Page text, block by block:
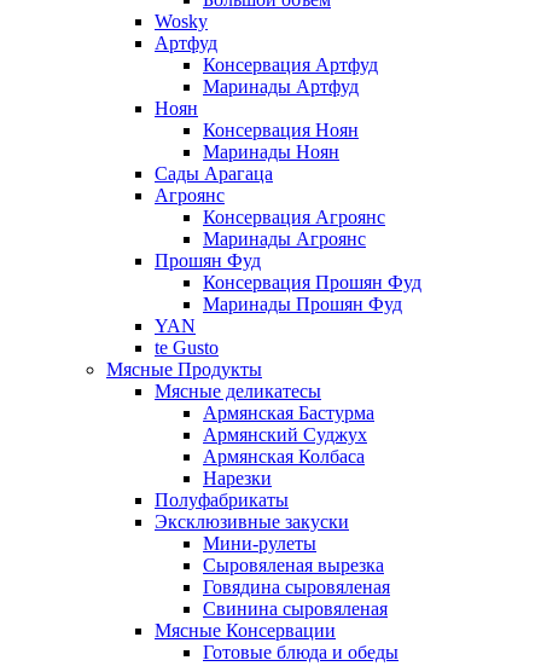
Wosky
Артфуд
Консервация Артфуд
Маринады Артфуд
Ноян
Консервация Ноян
Маринады Ноян
Сады Арагаца
Агроянс
Консервация Агроянс
Маринады Агроянс
Прошян Фуд
Консервация Прошян Фуд
Маринады Прошян Фуд
YAN
te Gusto
Мясные Продукты
Мясные деликатесы
Армянская Бастурма
Армянский Суджух
Армянская Колбаса
Нарезки
Полуфабрикаты
Эксклюзивные закуски
Мини-рулеты
Сыровяленая вырезка
Говядина сыровяленая
Свинина сыровяленая
Мясные Консервации
Готовые блюда и обеды